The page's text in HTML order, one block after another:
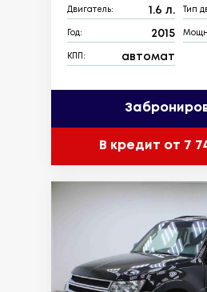
Двигатель: 1.6 л. Тип
Год: 2015
КПП: автомат
В кредит от 7